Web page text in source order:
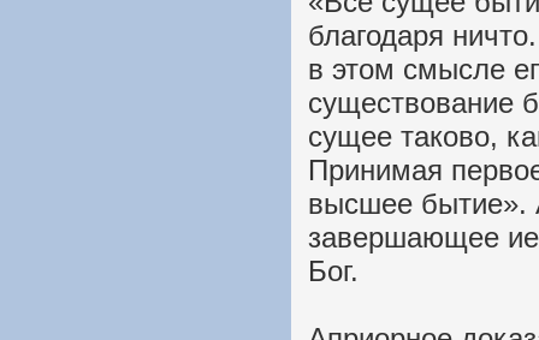
благодаря
в этом смысле
существование
сущее таково,
Принимая
высшее бытие».
завершающее
Бог.